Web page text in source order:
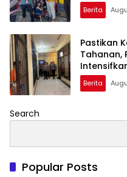
Berita
Pastikan
Tahanan,
Berkala
Berita
Search
Popular Posts